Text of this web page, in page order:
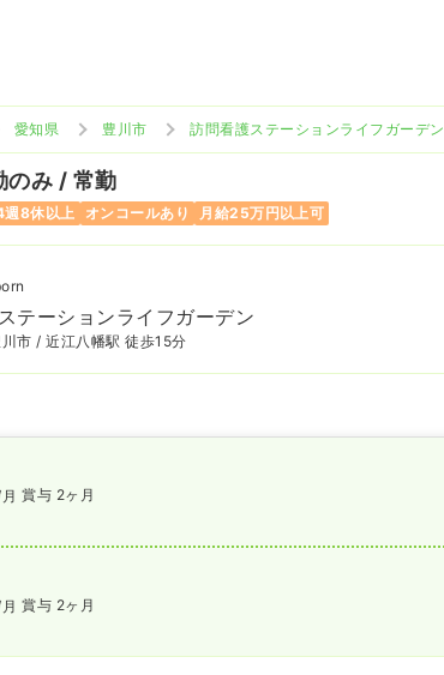
愛知県 豊川市 訪問看護ステーションライフガーデン
のみ / 常勤
週8休以上 オンコールあり 月給25万円以上可
テーションライフガーデン
市 / 近江八幡駅 徒歩15分
賞与 2ヶ月
賞与 2ヶ月